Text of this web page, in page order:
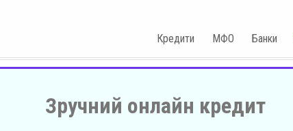
Кредити МФО Банки
Зручний онлайн кредит